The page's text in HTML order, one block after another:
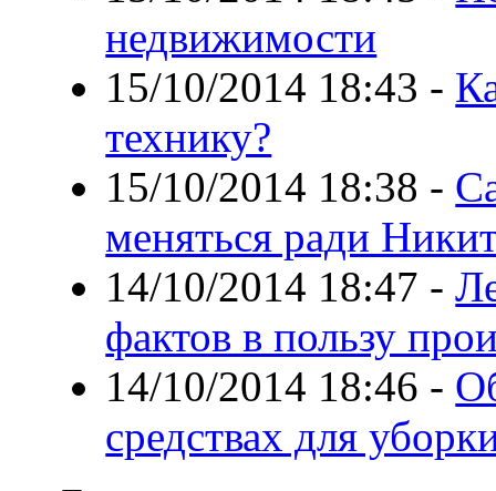
недвижимости
15/10/2014 18:43 -
технику?
15/10/2014 18:38 -
меняться ради
14/10/2014 18:47 -
фактов в пользу
14/10/2014 18:46 -
средствах для